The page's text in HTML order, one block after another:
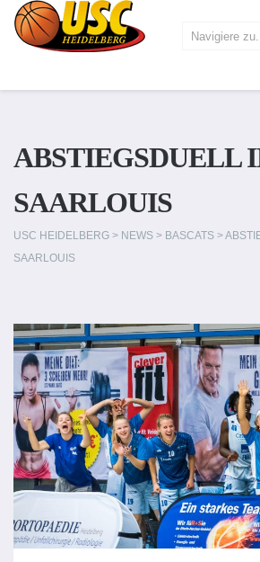
ABSTIEGSDUELL
SAARLOUIS
USC HEIDELBERG > NEWS > BASCATS >
SAARLOUIS